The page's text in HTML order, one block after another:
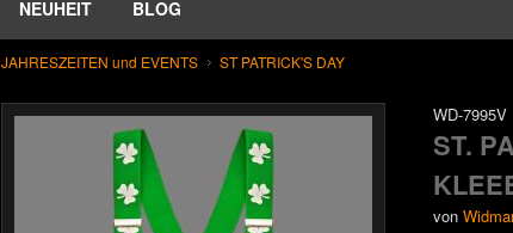
NEUHEIT BLOG
JAHRESZEITEN und EVENTS ST PATRICK'S DAY
WD-7995V
ST.
von